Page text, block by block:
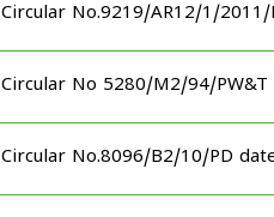
Circular No.9219/AR12/1/
Circular No 5280/M2/94/
Circular No.8096/B2/10/PD